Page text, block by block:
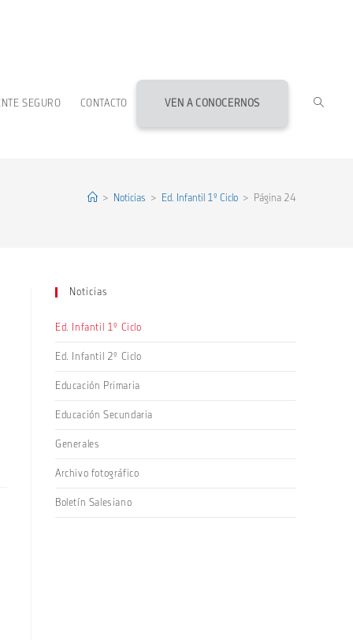
SEGURO CONTACTO VEN A CONOCERNOS
> Noticias > Ed. Infantil 1º Ciclo > Página 24
Noticias
Ed. Infantil 1º Ciclo
Ed. Infantil 2º Ciclo
Educación Primaria
Educación Secundaria
Generales
Archivo fotográfico
Boletín Salesiano